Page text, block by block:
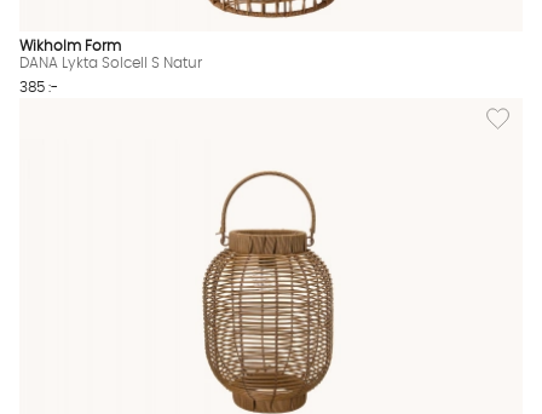
Wikholm Form
DANA Lykta Solcell S Natur
385 :-
Lägg